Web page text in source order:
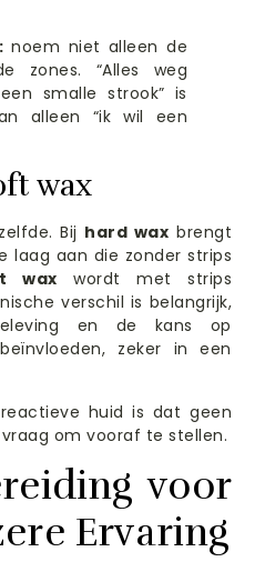
noem niet alleen de
zones. “Alles weg
smalle strook” is
alleen “ik wil een
wax
Bij hard wax brengt
laag aan die zonder strips
wax wordt met strips
verschil is belangrijk,
en de kans op
zeker in een
huid is dat geen
om vooraf te stellen.
voor
Ervaring